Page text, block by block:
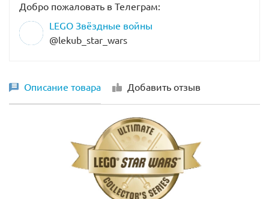
Добро пожаловать в Телеграм:
LEGO Звёздные войны
@lekub_star_wars
Описание товара Добавить отзыв